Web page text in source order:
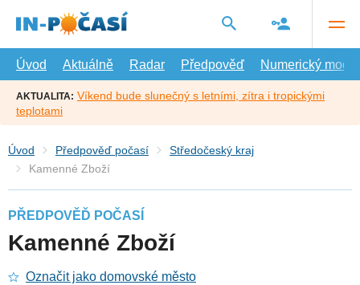
hlavní
Úvod
Aktuálně Radar Předpověď Numerický model
AKTUALITA: Víkend bude slunečný s letními, zítra i tropickými
teplotami
Úvod Předpověď počasí
Středočeský kraj
Kamenné Zboží
PŘEDPOVĚĎ POČASÍ
Kamenné Zboží
Označit jako domovské město